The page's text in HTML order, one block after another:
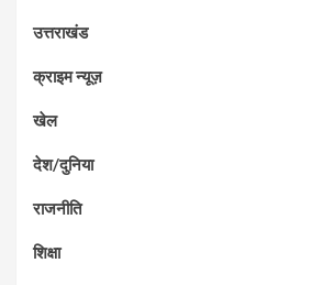
उत्तराखंड
क्राइम न्यूज़
खेल
देश/दुनिया
राजनीति
शिक्षा